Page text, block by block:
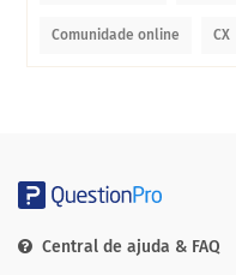
Comunidade online CX
Central de ajuda & FAQ